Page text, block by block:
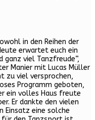
in den Reihen der
erwartet euch ein
ganz viel Tanzfreude“,
Manier mit Lucas Müller
zu viel versprochen,
Programm geboten,
ein volles Haus freute
Er dankte den vielen
Einsatz eine solche